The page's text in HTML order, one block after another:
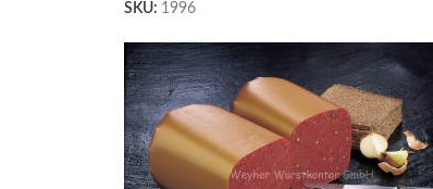
SKU: 1996